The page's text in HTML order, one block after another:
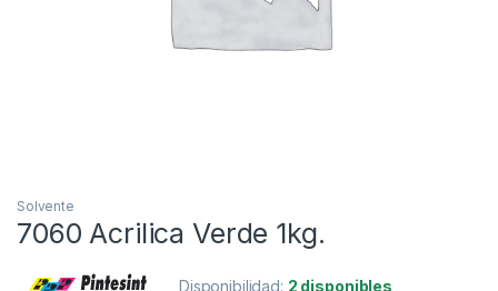
Solvente
7060 Acrilica Verde 1kg.
Disponibilidad: 2 disponibles